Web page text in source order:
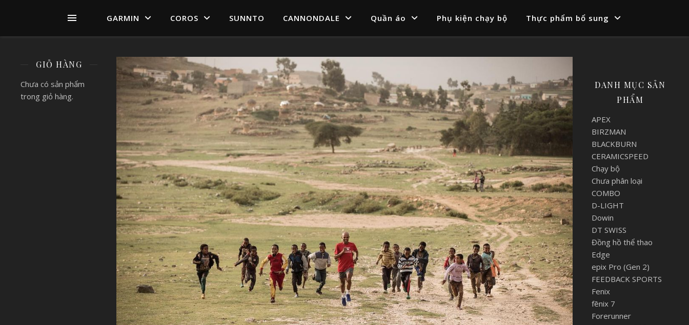
GARMIN COROS SUNNTO CANNONDALE Quần áo Phụ kiện chạy bộ Thực phẩm bổ sung
GIỎ HÀNG
Chưa có sản phẩm
trong giỏ hàng.
DANH MỤC SẢN
PHẨM
APEX
BIRZMAN
BLACKBURN
CERAMICSPEED
Chạy bộ
Chưa phân loại
COMBO
D-LIGHT
Dowin
DT SWISS
Đồng hồ thể thao
Edge
epix Pro (Gen 2)
FEEDBACK SPORTS
Fenix
fēnix 7
Forerunner